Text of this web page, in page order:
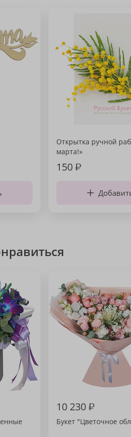
Открытка ручной
марта!»
150₽
10 230₽
Букет "Цветочное